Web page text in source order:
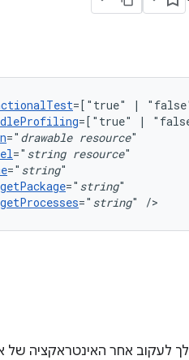
=["true" |
=["true" |
=" drawable resource
=" string resource
=" string
=" string
=" string" />
לעקוב אחר האינטראקציה של